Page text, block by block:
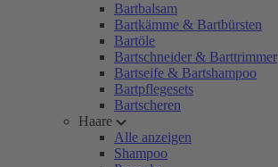
Bartbalsam
Bartkämme & Bartbürsten
Bartöle
Bartschneider & Barttrimmer
Bartseife & Bartshampoo
Bartpflegesets
Bartscheren
Haare
Alle anzeigen
Shampoo